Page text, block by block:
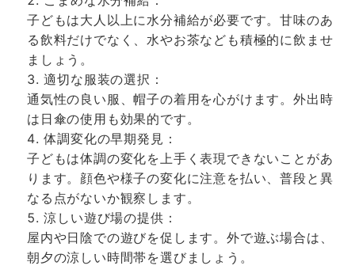
子どもは大人以上に水分補給が必要です。甘味のあ
る飲料だけでなく、水やお茶なども積極的に飲ませ
ましょう。
適切な服装の選択：
通気性の良い服、帽子の着用を心がけます。外出時
は日傘の使用も効果的です。
体調変化の早期発見：
子どもは体調の変化を上手く表現できないことがあ
ります。顔色や様子の変化に注意を払い、普段と異
なる点がないか観察します。
涼しい遊び場の提供：
屋内や日陰での遊びを促します。外で遊ぶ場合は、
朝夕の涼しい時間帯を選びましょう。